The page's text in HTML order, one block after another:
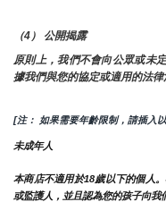
（4） 公開揭露
原則上，我們不會向公眾或未
據我們與您的協定或適用的法律
[注： 如果需要年齡限制，請插入
未成年人
本商店不適用於18歲以下的個人
或監護人，並且認為您的孩子向